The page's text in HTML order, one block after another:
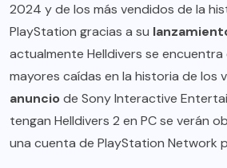
2024 y de los más vendidos de la
PlayStation gracias a su
actualmente Helldivers se encuentra
mayores caídas en la historia de los
anunciode Sony Interactive
tengan Helldivers 2 en PC se verán
una cuenta de PlayStation Network